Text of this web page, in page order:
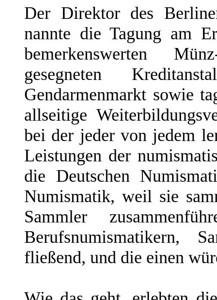
Der Direktor des
nannte die Tagung am
bemerkenswerten
gesegneten
Gendarmenmarkt sowie
allseitige
bei der jeder von jedem
Leistungen der
die Deutschen
Numismatik, weil sie
Sammler
Berufsnumismatikern,
fließend, und die einen